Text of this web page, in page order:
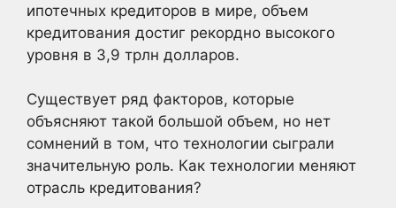
ипотечных кредиторов в мире, объем
кредитования достиг рекордно высокого
уровня в 3,9 трлн долларов.
Существует ряд факторов, которые
объясняют такой большой объем, но нет
сомнений в том, что технологии сыграли
значительную роль. Как технологии меняют
отрасль кредитования?